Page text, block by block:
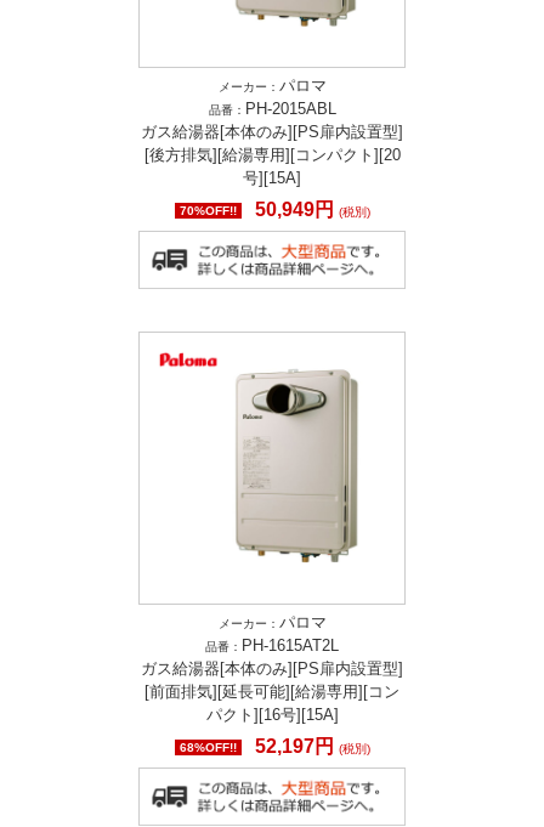
メーカー： パロマ
品番： PH-2015ABL
ガス給湯器[本体のみ][PS扉内設置型]
[後方排気][給湯専用][コンパクト][20
号][15A]
70%OFF!! 50,949円 (税別)
メーカー： パロマ
品番： PH-1615AT2L
ガス給湯器[本体のみ][PS扉内設置型]
[前面排気][延長可能][給湯専用][コン
パクト][16号][15A]
68%OFF!! 52,197円 (税別)